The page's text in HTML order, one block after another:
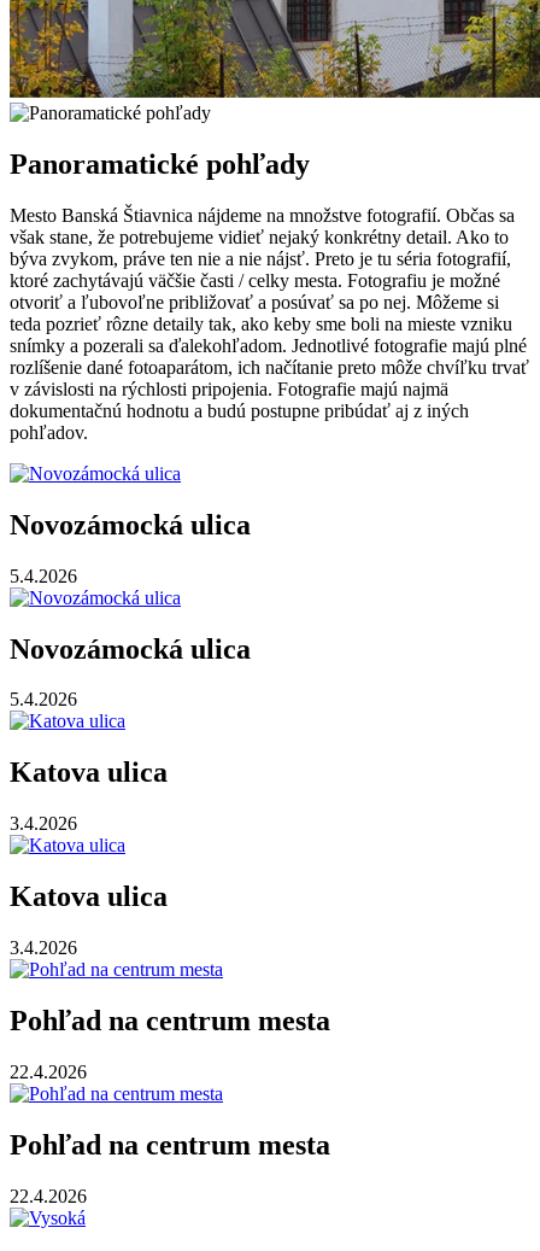
Panoramatické pohľady
Mesto Banská Štiavnica nájdeme na množstve fotografií. Občas sa
však stane, že potrebujeme vidieť nejaký konkrétny detail. Ako to
býva zvykom, práve ten nie a nie nájsť. Preto je tu séria fotografií,
ktoré zachytávajú väčšie časti / celky mesta. Fotografiu je možné
otvoriť a ľubovoľne približovať a posúvať sa po nej. Môžeme si
teda pozrieť rôzne detaily tak, ako keby sme boli na mieste vzniku
snímky a pozerali sa ďalekohľadom. Jednotlivé fotografie majú plné
rozlíšenie dané fotoaparátom, ich načítanie preto môže chvíľku trvať
v závislosti na rýchlosti pripojenia. Fotografie majú najmä
dokumentačnú hodnotu a budú postupne pribúdať aj z iných
pohľadov.
Novozámocká ulica
5.4.2026
Novozámocká ulica
5.4.2026
Katova ulica
3.4.2026
Katova ulica
3.4.2026
Pohľad na centrum mesta
22.4.2026
Pohľad na centrum mesta
22.4.2026